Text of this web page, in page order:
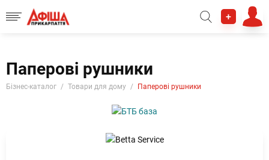
+
Паперові рушники
Бізнес-каталог Товари для дому Паперові рушники